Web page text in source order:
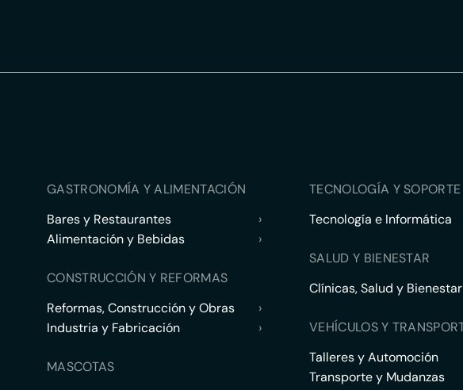
GASTRONOMÍA Y ALIMENTACIÓN
Bares y Restaurantes
›
Alimentación y Bebidas
›
CONSTRUCCIÓN Y REFORMAS
Reformas, Construcción y Obras
›
Industria y Fabricación
›
MASCOTAS
TECNOLOGÍA Y
Tecnología e Informática
SALUD Y BIENESTAR
Clínicas, Salud y Bienestar
VEHÍCULOS Y
Talleres y Automoción
Transporte y Mudanzas